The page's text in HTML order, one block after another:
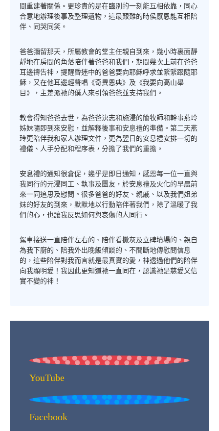
間重建著關係。更珍貴的是在臨別的一刻能互相依靠，同心
合意地辦理後事及整理遺物，這最艱難的時侯感恩能互相陪
伴、同哭同笑。
爸爸彌留那天，所屬教會的堂主任親自到來，幾小時裏面靜
靜地在房間的角落陪伴著爸爸和我們，期間幾次上前在爸爸
耳邊禱告神，提醒昏迷中的爸爸要向耶穌呼求並緊緊跟隨耶
穌，又在他耳邊輕聲唱《奇異恩典》及《我要向高山舉
目》，主差派祂的僕人來引領爸爸並支持我們。
教會得知爸爸去世，為爸爸決志和施浸的簡牧師和幹事燕玲
姊妹隨即到來安慰，並解釋後事和安息禮的準備。第二天燕
玲更陪伴我和家人辦理文件，更為翌日的安息禮安排一切的
禮儀、人手分配和程序表，分擔了我們的重擔。
安息禮的通知很倉促，幾乎是即日通知，感恩每一位一直與
我同行的元浸同工、執事及團友，於安息禮及火化的早晨前
來一同追思及慰問。很多爸爸的好友、親戚、以及我們姐弟
妹的好友的到來，默默地以行動陪伴著我們，除了溫暖了我
們的心，也讓我反思如何與哀傷的人同行。
駕車接送一直陪伴左右的、陪伴看撒灰及立碑墳場的、親自
為我下廚的、陪我外出晚飯傾談的、不間斷地傳慰問信息
的，這些陪伴對我而言就是最真實的愛，神透過他們的陪伴
向我顯明愛！我因此更知道祂一直同在，認識祂是慈愛又信
實不變的神！
YouTube
Facebook